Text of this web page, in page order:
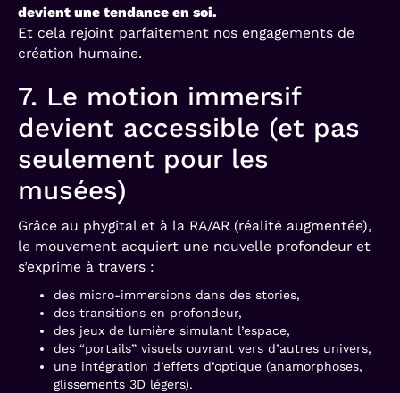
devient une tendance en soi.
Et cela rejoint parfaitement nos engagements de
création humaine.
7. Le motion immersif
devient accessible (et pas
seulement pour les
musées)
Grâce au phygital et à la RA/AR (réalité augmentée),
le mouvement acquiert une nouvelle profondeur et
s’exprime à travers :
des micro-immersions dans des stories,
des transitions en profondeur,
des jeux de lumière simulant l’espace,
des “portails” visuels ouvrant vers d’autres univers,
une intégration d’effets d’optique (anamorphoses,
glissements 3D légers).